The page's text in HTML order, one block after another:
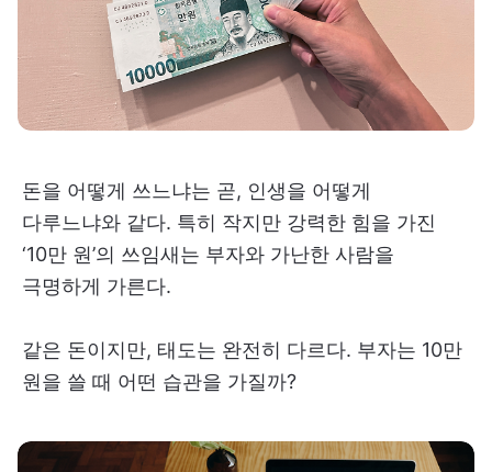
돈을 어떻게 쓰느냐는 곧, 인생을 어떻게
다루느냐와 같다. 특히 작지만 강력한 힘을 가진
‘10만 원’의 쓰임새는 부자와 가난한 사람을
극명하게 가른다.
같은 돈이지만, 태도는 완전히 다르다. 부자는 10만
원을 쓸 때 어떤 습관을 가질까?